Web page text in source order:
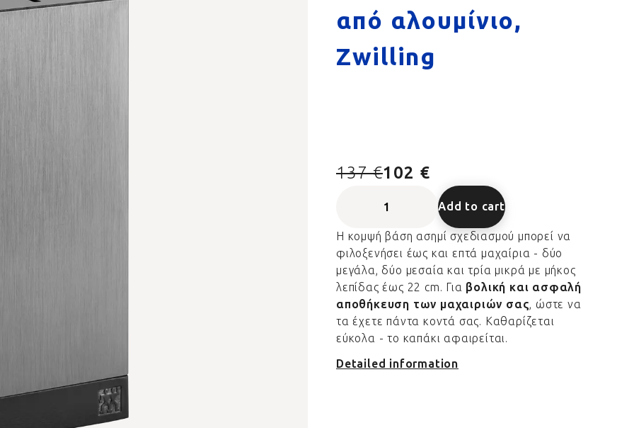
από αλουμίνιο,
Zwilling
137 €102 €
Add to cart
Η κομψή βάση ασημί σχεδιασμού μπορεί να
φιλοξενήσει έως και επτά μαχαίρια - δύο
μεγάλα, δύο μεσαία και τρία μικρά με μήκος
λεπίδας έως 22 cm. Για βολική και ασφαλή
αποθήκευση των μαχαιριών σας, ώστε να
τα έχετε πάντα κοντά σας. Καθαρίζεται
εύκολα - το καπάκι αφαιρείται.
Detailed information